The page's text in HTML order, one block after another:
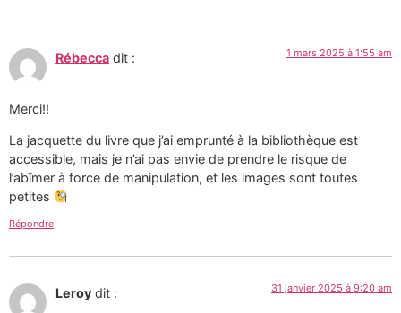
Rébecca dit : 1 mars 2025 à 1:55 am
Merci!!
La jacquette du livre que j’ai emprunté à la bibliothèque est
accessible, mais je n’ai pas envie de prendre le risque de
l’abîmer à force de manipulation, et les images sont toutes
petites
Répondre
Leroy dit : 31 janvier 2025 à 9:20 am